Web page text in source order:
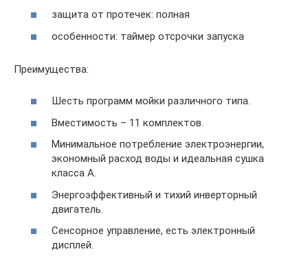
защита от протечек: полная
особенности: таймер отсрочки запуска
Преимущества:
Шесть программ мойки различного типа.
Вместимость – 11 комплектов.
Минимальное потребление электроэнергии,
экономный расход воды и идеальная сушка
класса А.
Энергоэффективный и тихий инверторный
двигатель.
Сенсорное управление, есть электронный
дисплей.